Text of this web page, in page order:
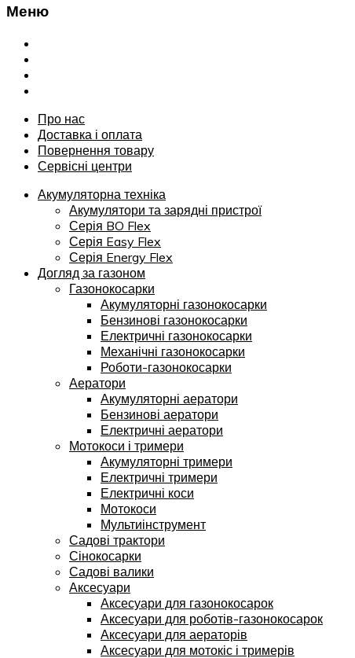
Меню
Переглянути
Про нас
Доставка і оплата
Повернення товару
Сервісні центри
Акумуляторна техніка
Акумулятори та зарядні пристрої
Серія BO Flex
Серія Easy Flex
Серія Energy Flex
Догляд за газоном
Газонокосарки
Акумуляторні газонокосарки
Бензинові газонокосарки
Електричні газонокосарки
Механічні газонокосарки
Роботи-газонокосарки
Аератори
Акумуляторні аератори
Бензинові аератори
Електричні аератори
Мотокоси і тримери
Акумуляторні тримери
Електричні тримери
Електричні коси
Мотокоси
Мультиінструмент
Садові трактори
Сінокосарки
Садові валики
Аксесуари
Аксесуари для газонокосарок
Аксесуари для роботів-газонокосарок
Аксесуари для аераторів
Аксесуари для мотокіс і тримерів